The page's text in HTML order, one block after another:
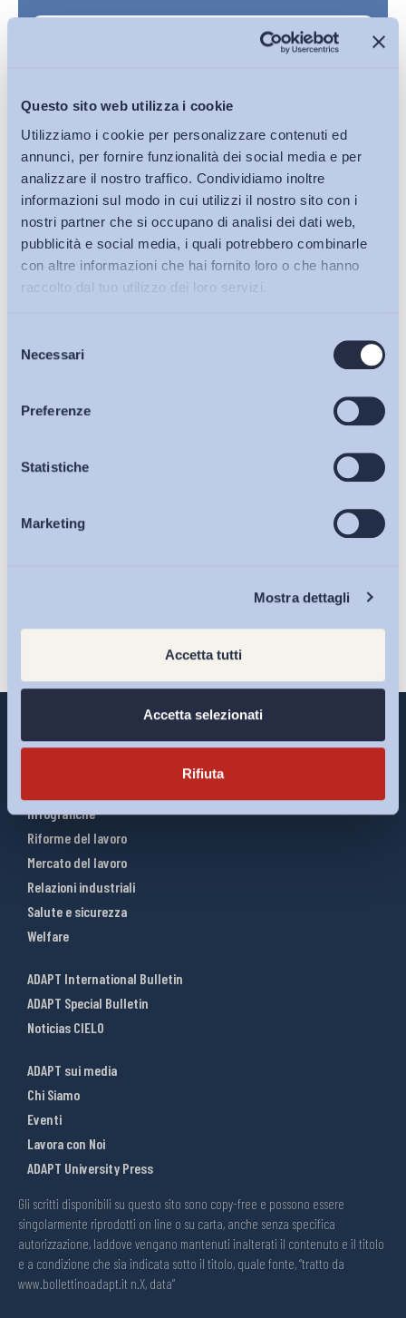
Questo sito web utilizza i cookie
Utilizziamo i cookie per personalizzare contenuti ed
annunci, per fornire funzionalità dei social media e per
analizzare il nostro traffico. Condividiamo inoltre
informazioni sul modo in cui utilizzi il nostro sito con i
nostri partner che si occupano di analisi dei dati web,
pubblicità e social media, i quali potrebbero combinarle
con altre informazioni che hai fornito loro o che hanno
raccolto dal tuo utilizzo dei loro servizi.
delNecessari
Preferenze
Statistiche
Marketing
Mostra dettagli
Accetta tutti
Accetta selezionati
Rifiuta
Bollettini ADAPT
Articoli
Osservatori
Eventi
sulla pagina della
Infografiche
Riforme del lavoro
Mercato del lavoro
Relazioni industriali
Salute e sicurezza
Welfare
ADAPT International Bulletin
ADAPT Special Bulletin
Noticias CIELO
ADAPT sui media
Chi Siamo
Eventi
Lavora con Noi
ADAPT University Press
Gli scritti disponibili su questo sito sono copy-free e possono essere
singolarmente riprodotti on line o su carta, anche senza specifica
autorizzazione, laddove vengano mantenuti inalterati il contenuto e il titolo
e a condizione che sia indicata sotto il titolo, quale fonte, “tratto da
www.bollettinoadapt.it n.X, data“